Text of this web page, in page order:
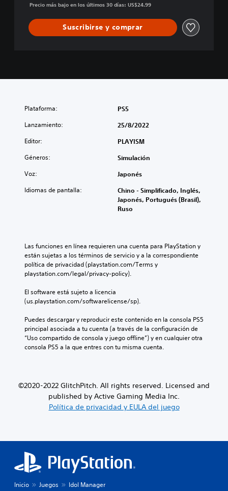
Precio más bajo en los últimos 30 días: US$24.99
Suscribirse y comprar
Plataforma: PS5
Lanzamiento: 25/8/2022
Editor: PLAYISM
Géneros: Simulación
Voz: Japonés
Idiomas de pantalla:
Chino - Simplificado, Inglés,
Japonés, Portugués (Brasil),
Ruso
Las funciones en línea requieren una cuenta para PlayStation y
están sujetas a los términos de servicio y a la correspondiente
política de privacidad (playstation.com/Terms y
playstation.com/legal/privacy-policy).
El software está sujeto a licencia
(us.playstation.com/softwarelicense/sp).
Puedes descargar y reproducir este contenido en la consola PS5
principal asociada a tu cuenta (a través de la configuración de
“Uso compartido de consola y juego offline”) y en cualquier otra
consola PS5 a la que entres con tu misma cuenta.
©2020-2022 GlitchPitch. All rights reserved. Licensed and
published by Active Gaming Media Inc.
Política de privacidad y EULA del juego
Inicio Juegos Idol Manager